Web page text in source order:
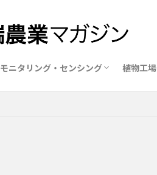
散布の代行業者比較
剤・遮熱剤の比較
モニタリング・センシング
農業用環境制御システム比較
植物工場